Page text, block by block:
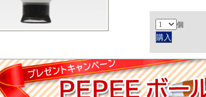
個